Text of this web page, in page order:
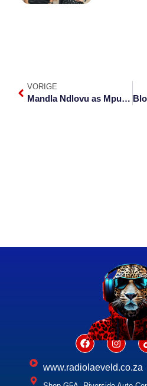
VORIGE
Mandla Ndlovu as Mpumalanga premier verkies
www.radiolaeveld.co.za